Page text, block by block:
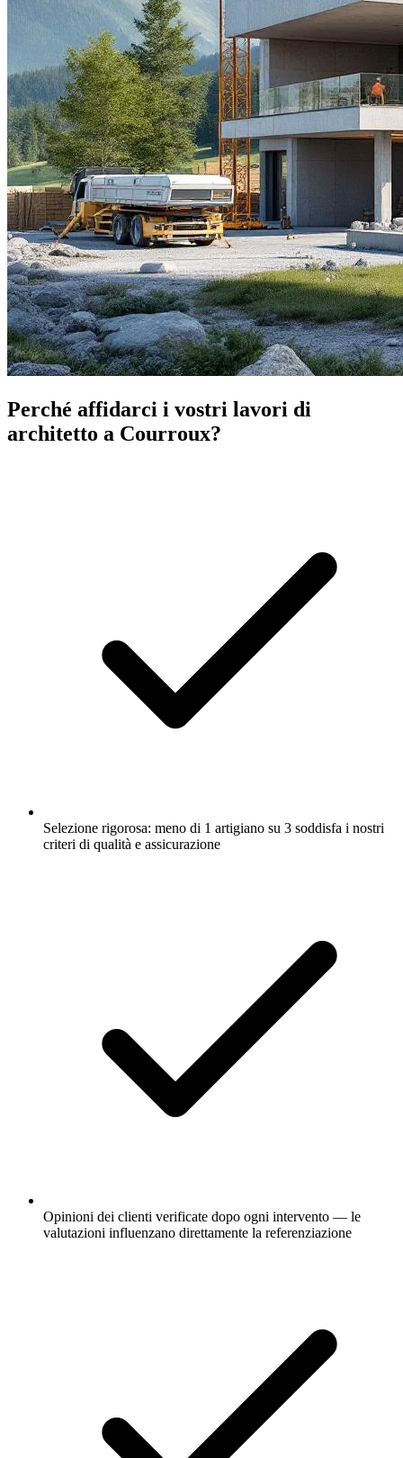
Perché affidarci i vostri lavori di
architetto a Courroux?
Selezione rigorosa: meno di 1 artigiano su 3 soddisfa i nostri
criteri di qualità e assicurazione
Opinioni dei clienti verificate dopo ogni intervento — le
valutazioni influenzano direttamente la referenziazione